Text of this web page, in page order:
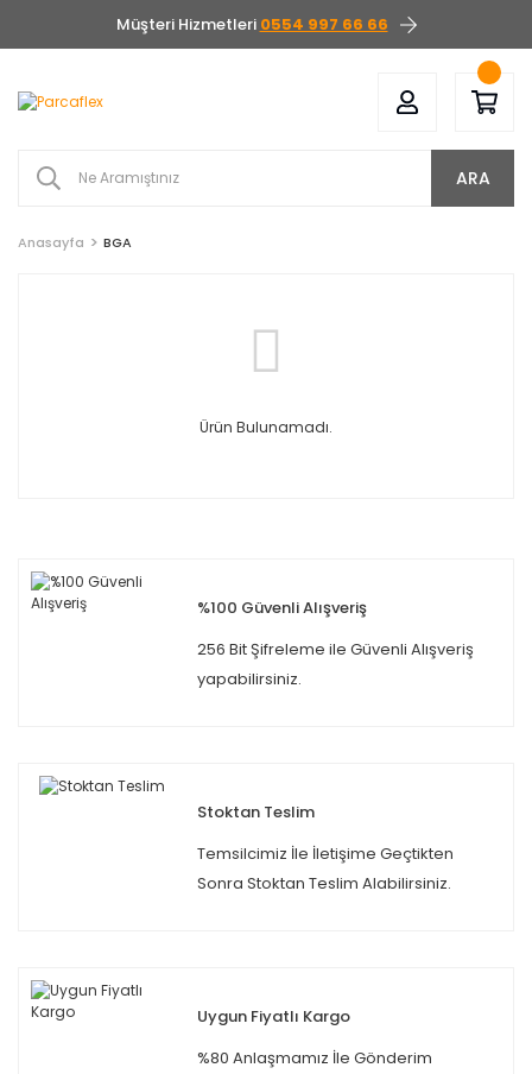
Müşteri Hizmetleri 0554 997 66 66
ARA
Anasayfa BGA
Ürün Bulunamadı.
%100 Güvenli Alışveriş
256 Bit Şifreleme ile Güvenli Alışveriş
yapabilirsiniz.
Stoktan Teslim
Temsilcimiz İle İletişime Geçtikten
Sonra Stoktan Teslim Alabilirsiniz.
Uygun Fiyatlı Kargo
%80 Anlaşmamız İle Gönderim